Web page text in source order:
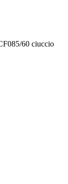
60 ciuccio